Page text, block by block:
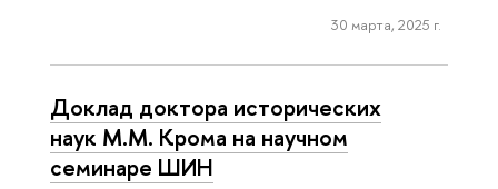
30 марта, 2025 г.
Доклад доктора исторических
наук М.М. Крома на научном
семинаре ШИН